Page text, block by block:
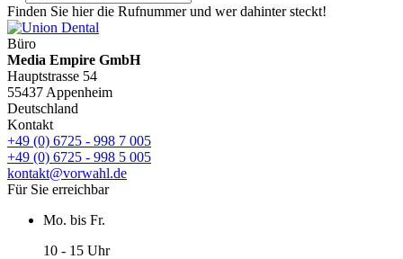
Finden Sie hier die Rufnummer und wer dahinter steckt!
Büro
Media Empire GmbH
Hauptstrasse 54
55437 Appenheim
Deutschland
Kontakt
+49 (0) 6725 - 998 7 005
+49 (0) 6725 - 998 5 005
kontakt@vorwahl.de
Für Sie erreichbar
Mo. bis Fr.
10 - 15 Uhr